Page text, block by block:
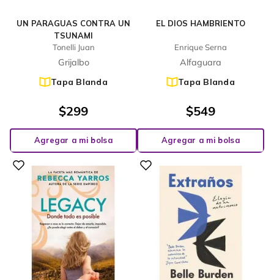
UN PARAGUAS CONTRA UN
TSUNAMI
Tonelli Juan
Grijalbo
Tapa Blanda
$299
Agregar a mi bolsa
EL DIOS HAMBRIENTO
Enrique Serna
Alfaguara
Tapa Blanda
$549
Agregar a mi bolsa